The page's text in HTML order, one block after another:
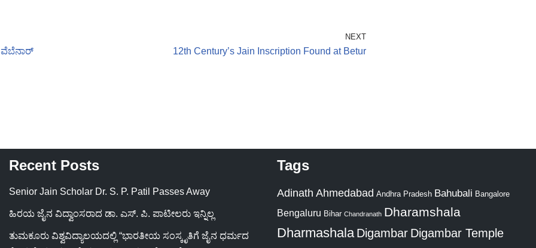
ವೆಬೆನಾರ್
NEXT
12th Century’s Jain Inscription Found at Betur
Recent Posts
Senior Jain Scholar Dr. S. P. Patil Passes Away
ಹಿರಯ ಜೈನ ವಿದ್ವಾಂಸರಾದ ಡಾ. ಎಸ್. ಪಿ. ಪಾಟೀಲರು ಇನ್ನಿಲ್ಲ
ತುಮಕೂರು ವಿಶ್ವವಿದ್ಯಾಲಯದಲ್ಲಿ “ಭಾರತೀಯ ಸಂಸ್ಕೃತಿಗೆ ಜೈನ ಧರ್ಮದ
Tags
Adinath Ahmedabad Andhra Pradesh Bahubali Bangalore
Bengaluru Bihar Chandranath Dharamshala
Dharmashala Digambar Digambar Temple